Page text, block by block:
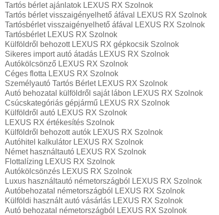
Tartós bérlet ajánlatok LEXUS RX Szolnok
Tartós bérlet visszaigényelhető áfával LEXUS RX Szolnok
Tartósbérlet visszaigényelhető áfával LEXUS RX Szolnok
Tartósbérlet LEXUS RX Szolnok
Külföldről behozott LEXUS RX gépkocsik Szolnok
Sikeres import autó átadás LEXUS RX Szolnok
Autókölcsönző LEXUS RX Szolnok
Céges flotta LEXUS RX Szolnok
Személyautó Tartós Bérlet LEXUS RX Szolnok
Autó behozatal külföldről saját lábon LEXUS RX Szolnok
Csúcskategóriás gépjármű LEXUS RX Szolnok
Külföldről autó LEXUS RX Szolnok
LEXUS RX értékesítés Szolnok
Külföldről behozott autók LEXUS RX Szolnok
Autóhitel kalkulátor LEXUS RX Szolnok
Német használtautó LEXUS RX Szolnok
Flottalízing LEXUS RX Szolnok
Autókölcsönzés LEXUS RX Szolnok
Luxus használtautó németországból LEXUS RX Szolnok
Autóbehozatal németországból LEXUS RX Szolnok
Külföldi használt autó vásárlás LEXUS RX Szolnok
Autó behozatal németországból LEXUS RX Szolnok